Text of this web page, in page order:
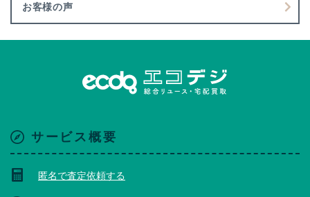
お客様の声
サービス概要
匿名で査定依頼する